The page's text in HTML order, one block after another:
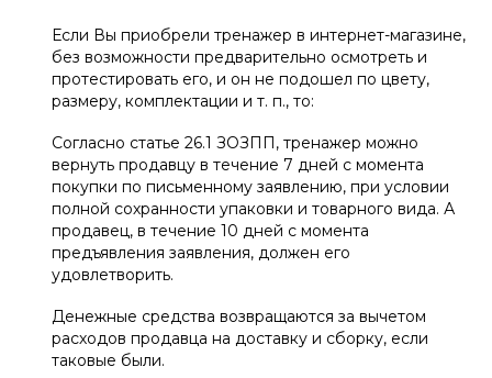
Если Вы приобрели тренажер в интернет-магазине,
без возможности предварительно осмотреть и
протестировать его, и он не подошел по цвету,
размеру, комплектации и т. п., то:
Согласно статье 26.1 ЗОЗПП, тренажер можно
вернуть продавцу в течение 7 дней с момента
покупки по письменному заявлению, при условии
полной сохранности упаковки и товарного вида. А
продавец, в течение 10 дней с момента
предъявления заявления, должен его
удовлетворить.
Денежные средства возвращаются за вычетом
расходов продавца на доставку и сборку, если
таковые были.